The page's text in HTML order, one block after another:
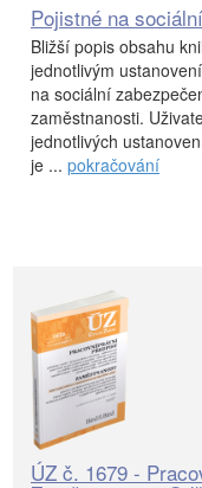
Pojistné na
Bližší popis obsahu
jednotlivým
na sociální
zaměstnanosti.
jednotlivých
je ... pokračování
ÚZ č. 1679 -